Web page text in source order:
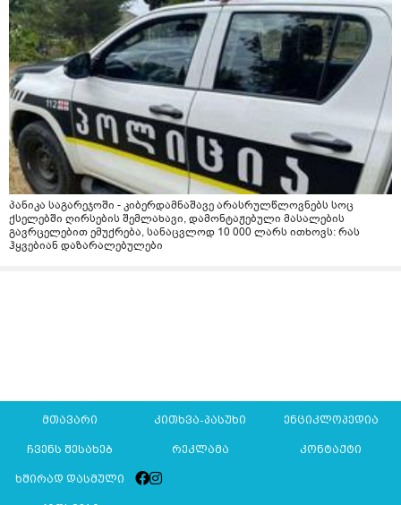
პანიკა საგარეჯოში - კიბერდამნაშავე არასრულწლოვნებს სოც
ქსელებში ღირსების შემლახავი, დამონტაჟებული მასალების
გავრცელებით ემუქრება, სანაცვლოდ 10 000 ლარს ითხოვს: რას
ჰყვებიან დაზარალებულები
მთავარი კითხვა-პასუხი ენციკლოპედია
ჩვენს შესახებ რეკლამა კონტაქტი
ხშირად დასმული